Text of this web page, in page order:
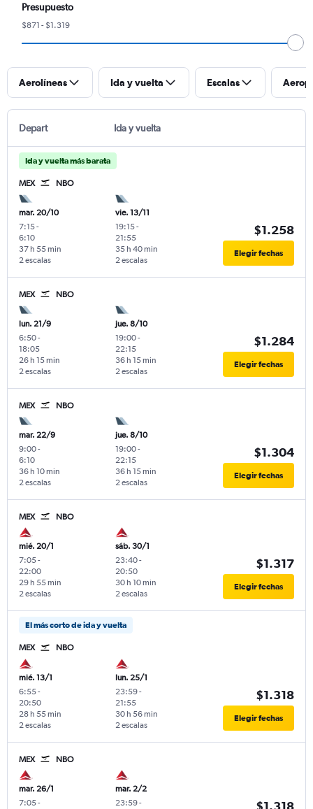
Presupuesto
$871 - $1.319
Aerolíneas Ida y vuelta Escalas
Depart Ida y vuelta
Ida y vuelta más barata
MEX NBO
mar. 20/10
7:15-
6:10
2 escalas
37 h 55 min
vie. 13/11
19:15-
21:55
2 escalas
35 h 40 min
$1.258
Elegir fechas
MEX NBO
lun. 21/9
6:50-
18:05
2 escalas
26 h 15 min
jue. 8/10
19:00-
22:15
2 escalas
36 h 15 min
$1.284
Elegir fechas
MEX NBO
mar. 22/9
9:00-
6:10
2 escalas
36 h 10 min
jue. 8/10
19:00-
22:15
2 escalas
36 h 15 min
$1.304
Elegir fechas
MEX NBO
mié. 20/1
7:05-
22:00
2 escalas
29 h 55 min
sáb. 30/1
23:40-
20:50
2 escalas
30 h 10 min
$1.317
Elegir fechas
El más corto de ida y vuelta
MEX NBO
mié. 13/1
6:55-
20:50
2 escalas
28 h 55 min
lun. 25/1
23:59-
21:55
2 escalas
30 h 56 min
$1.318
Elegir fechas
MEX NBO
mar. 26/1
7:05-
mar. 2/2
23:59-
$1.318